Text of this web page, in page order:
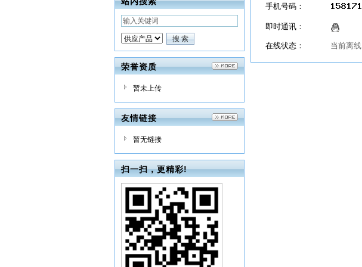
荣誉资质
暂未上传
友情链接
暂无链接
扫一扫，更精彩!
手机号码：
即时通讯：
在线状态： 当前离线